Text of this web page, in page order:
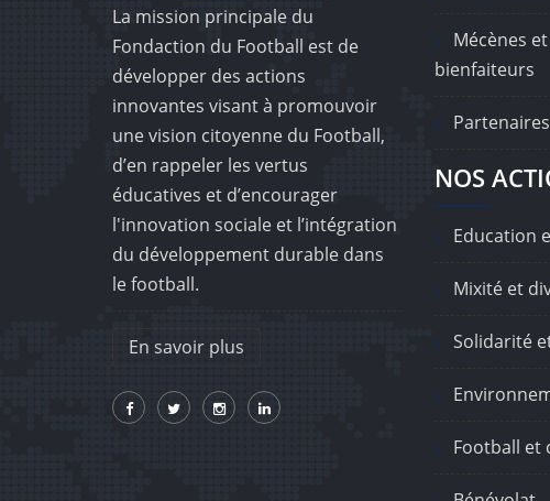
La mission principale du
Fondaction du Football est de
développer des actions
innovantes visant à promouvoir
une vision citoyenne du Football,
d’en rappeler les vertus
éducatives et d’encourager
l'innovation sociale et l’intégration
du développement durable dans
le football.
En savoir plus
Mécènes
bienfaiteurs
NOS
Education
Mixité et
Solidarité
Football et